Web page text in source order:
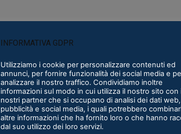
INFORMATIVA GDPR
Utilizziamo i cookie per personalizzare contenuti ed
annunci, per fornire funzionalità dei social media e
analizzare il nostro traffico. Condividiamo inoltre
informazioni sul modo in cui utilizza il nostro sito con
nostri partner che si occupano di analisi dei dati web,
pubblicità e social media, i quali potrebbero
altre informazioni che ha fornito loro o che hanno
dal suo utilizzo dei loro servizi.